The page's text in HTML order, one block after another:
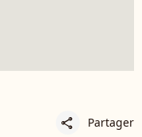
share Partager